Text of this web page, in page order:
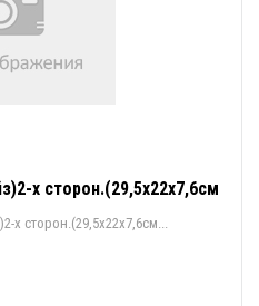
х сторон.(29,5х22х7,6см
х сторон.(29,5х22х7,6см...